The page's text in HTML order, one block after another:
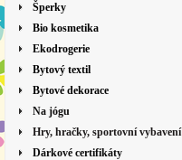
Šperky
Bio kosmetika
Ekodrogerie
Bytový textil
Bytové dekorace
Na jógu
Hry, hračky, sportovní vybavení
Dárkové certifikáty